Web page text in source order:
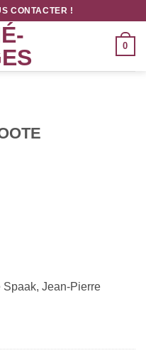
CONTACTER !
0
Jean-Pierre